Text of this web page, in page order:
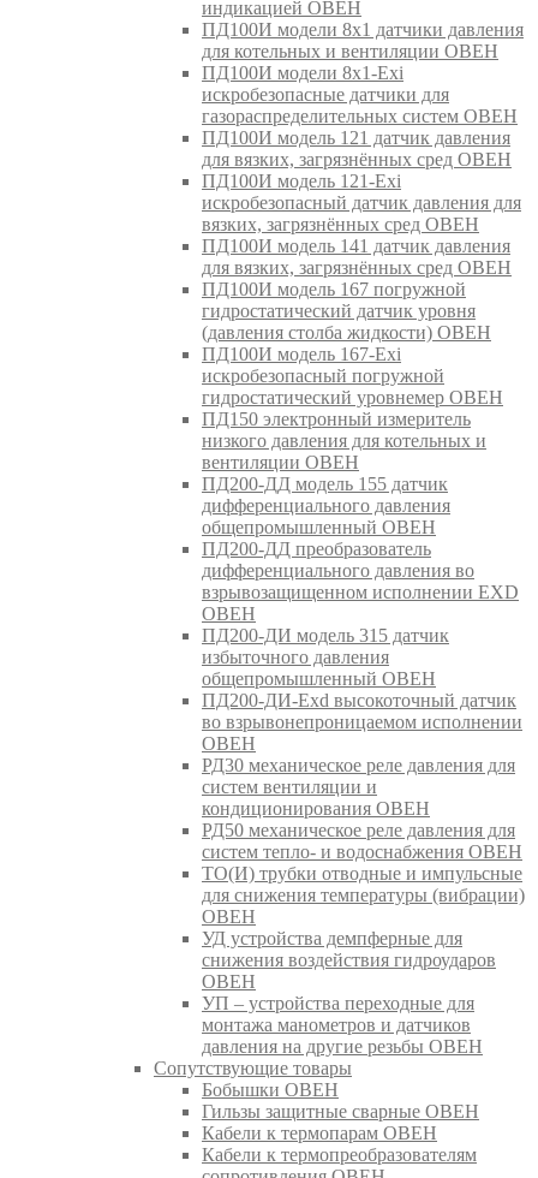
индикацией ОВЕН
ПД100И модели 8х1 датчики давления
для котельных и вентиляции ОВЕН
ПД100И модели 8х1-Exi
искробезопасные датчики для
газораспределительных систем ОВЕН
ПД100И модель 121 датчик давления
для вязких, загрязнённых сред ОВЕН
ПД100И модель 121-Exi
искробезопасный датчик давления для
вязких, загрязнённых сред ОВЕН
ПД100И модель 141 датчик давления
для вязких, загрязнённых сред ОВЕН
ПД100И модель 167 погружной
гидростатический датчик уровня
(давления столба жидкости) ОВЕН
ПД100И модель 167-Exi
искробезопасный погружной
гидростатический уровнемер ОВЕН
ПД150 электронный измеритель
низкого давления для котельных и
вентиляции ОВЕН
ПД200-ДД модель 155 датчик
дифференциального давления
общепромышленный ОВЕН
ПД200-ДД преобразователь
дифференциального давления во
взрывозащищенном исполнении EXD
ОВЕН
ПД200-ДИ модель 315 датчик
избыточного давления
общепромышленный ОВЕН
ПД200-ДИ-Exd высокоточный датчик
во взрывонепроницаемом исполнении
ОВЕН
РД30 механическое реле давления для
систем вентиляции и
кондиционирования ОВЕН
РД50 механическое реле давления для
систем тепло- и водоснабжения ОВЕН
ТО(И) трубки отводные и импульсные
для снижения температуры (вибрации)
ОВЕН
УД устройства демпферные для
снижения воздействия гидроударов
ОВЕН
УП – устройства переходные для
монтажа манометров и датчиков
давления на другие резьбы ОВЕН
Сопутствующие товары
Бобышки ОВЕН
Гильзы защитные сварные ОВЕН
Кабели к термопарам ОВЕН
Кабели к термопреобразователям